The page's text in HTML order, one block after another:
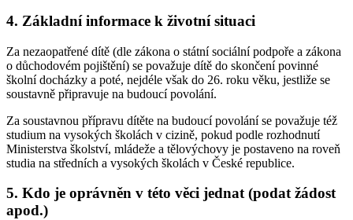
4. Základní informace k životní situaci
Za nezaopatřené dítě (dle zákona o státní sociální podpoře a zákona
o důchodovém pojištění) se považuje dítě do skončení povinné
školní docházky a poté, nejdéle však do 26. roku věku, jestliže se
soustavně připravuje na budoucí povolání.
Za soustavnou přípravu dítěte na budoucí povolání se považuje též
studium na vysokých školách v cizině, pokud podle rozhodnutí
Ministerstva školství, mládeže a tělovýchovy je postaveno na roveň
studia na středních a vysokých školách v České republice.
5. Kdo je oprávněn v této věci jednat (podat žádost
apod.)